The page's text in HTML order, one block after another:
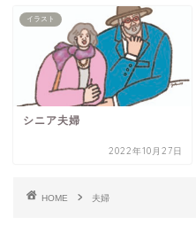
イラスト
シニア夫婦
2022年10月27日
HOME 夫婦